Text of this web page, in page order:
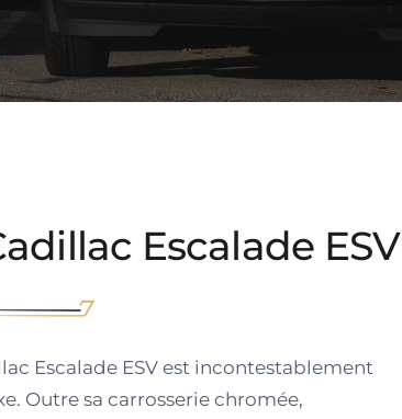
Escalade ESV
Escalade ESV est incontestablement
Outre sa carrosserie chromée,